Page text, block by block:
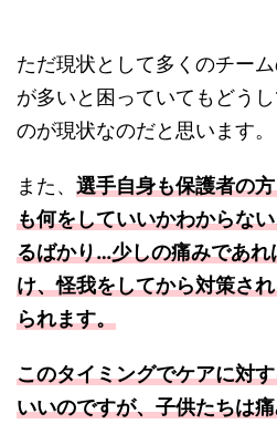
ただ現状として多くのチー
が多いと困っていてもどう
のが現状なのだと思います。
また、 選手自身も保護者の
も何をしていいかわからな
るばかり…少しの痛みであれ
け、怪我をしてから対策さ
られます。
このタイミングでケアに対
いいのですが、子供たちは